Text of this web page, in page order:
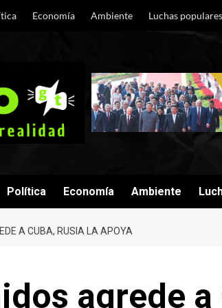
Economía Ambiente Luchas populares
Política Economía Ambiente
A CUBA, RUSIA LA APOYA
agrede a